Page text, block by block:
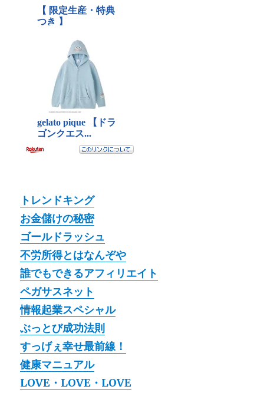
トレンドキング
お金儲けの秘密
ゴールドラッシュ
不労所得とはなんぞや
誰でもできるアフィリエイト
ペガサスネット
情報起業スペシャル
ぶっとび成功法則
すっげぇ幸せ最前線！
健康マニュアル
LOVE・LOVE・LOVE